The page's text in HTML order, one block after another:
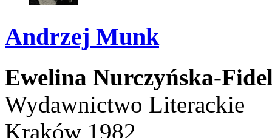
Andrzej Munk
Ewelina Nurczyńska-
Wydawnictwo Literackie
Kraków 1982